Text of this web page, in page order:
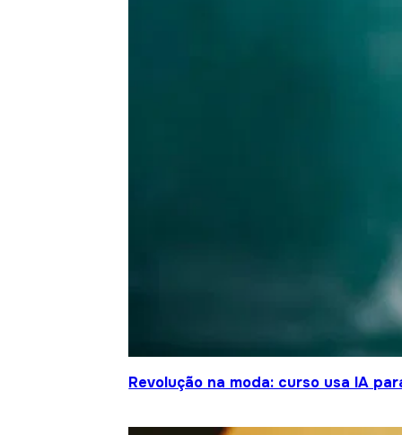
Revolução na moda: curso usa IA